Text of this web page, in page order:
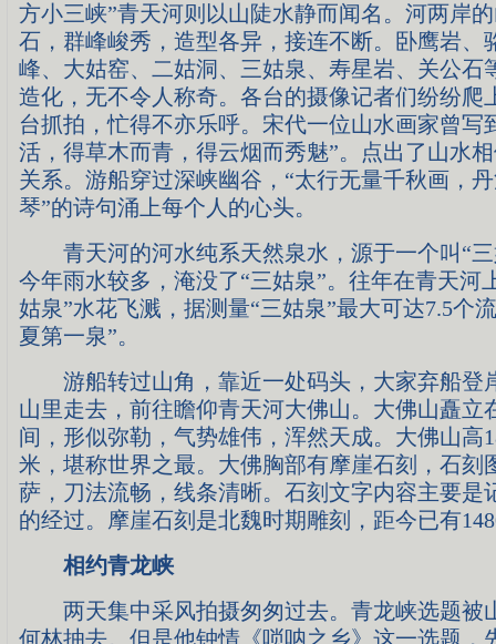
方小三峡”青天河则以山陡水静而闻名。河两岸
石，群峰峻秀，造型各异，接连不断。卧鹰岩、
峰、大姑窑、二姑洞、三姑泉、寿星岩、关公石
造化，无不令人称奇。各台的摄像记者们纷纷爬
台抓拍，忙得不亦乐呼。宋代一位山水画家曾写
活，得草木而青，得云烟而秀魅”。点出了山水
关系。游船穿过深峡幽谷，“太行无量千秋画，
琴”的诗句涌上每个人的心头。
青天河的河水纯系天然泉水，源于一个叫“三
今年雨水较多，淹没了“三姑泉”。往年在青天河
姑泉”水花飞溅，据测量“三姑泉”最大可达7.5个
夏第一泉”。
游船转过山角，靠近一处码头，大家弃船登
山里走去，前往瞻仰青天河大佛山。大佛山矗立
间，形似弥勒，气势雄伟，浑然天成。大佛山高
米，堪称世界之最。大佛胸部有摩崖石刻，石刻
萨，刀法流畅，线条清晰。石刻文字内容主要是
的经过。摩崖石刻是北魏时期雕刻，距今已有
相约青龙峡
两天集中采风拍摄匆匆过去。青龙峡选题被
何林抽去。但是他钟情《唢呐之乡》这一选题，